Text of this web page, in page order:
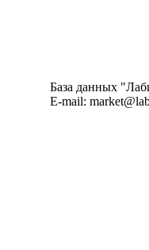
База данных
E-mail: